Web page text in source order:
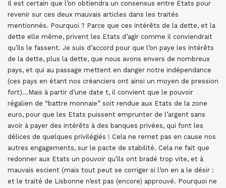
Il est certain que l’on obtiendra un consensus entre Etats pour
revenir sur ces deux mauvais articles dans les traités
mentionnés. Pourquoi ? Parce que ces intérêts de la dette, et la
dette elle même, privent les Etats d’agir comme il conviendrait
qu’ils le fassent. Je suis d’accord pour que l’on paye les intérêts
de la dette, plus la dette, que nous avons envers de nombreux
pays, et qui au passage mettent en danger notre indépendance
(ces pays en étant nos créanciers ont ainsi un moyen de pression
fort)…Mais à partir d’une date t, il convient que le pouvoir
régalien de “battre monnaie” soit rendue aux Etats de la zone
euro, pour que les Etats puissent emprunter de l’argent sans
avoir à payer des intérêts à des banques privées, qui font les
délices de quelques privilégiés ! Cela ne remet pas en cause nos
autres engagements, sur le pacte de stabilité. Cela ne fait que
redonner aux Etats un pouvoir qu’ils ont bradé trop vite, et à
mauvais escient (mais tout peut se corriger si l’on en a le désir :
et le traité de Lisbonne n’est pas (encore) approuvé. Pourquoi ne